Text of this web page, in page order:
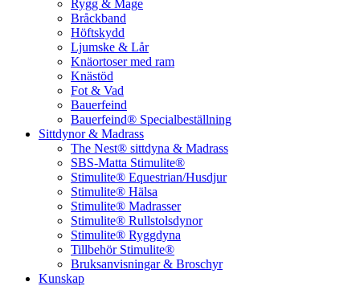
Rygg & Mage
Bråckband
Höftskydd
Ljumske & Lår
Knäortoser med ram
Knästöd
Fot & Vad
Bauerfeind
Bauerfeind® Specialbeställning
Sittdynor & Madrass
The Nest® sittdyna & Madrass
SBS-Matta Stimulite®
Stimulite® Equestrian/Husdjur
Stimulite® Hälsa
Stimulite® Madrasser
Stimulite® Rullstolsdynor
Stimulite® Ryggdyna
Tillbehör Stimulite®
Bruksanvisningar & Broschyr
Kunskap